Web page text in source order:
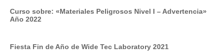
Curso sobre: «Materiales Peligrosos Nivel I – Advertencia»
Año 2022
Fiesta Fin de Año de Wide Tec Laboratory 2021